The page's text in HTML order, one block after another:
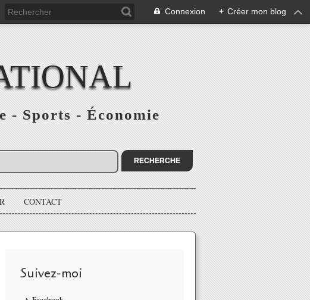
Connexion + Créer mon blog
Sports - Économie
CONTACT
Suivez-moi